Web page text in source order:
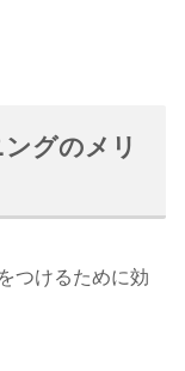
グのメリ
つけるために効